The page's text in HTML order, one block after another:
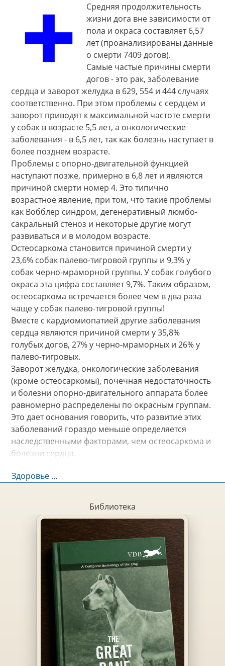
Средняя продолжительность
жизни дога вне зависимости от
пола и окраса составляет 6,57
лет (проанализированы данные
о смерти 7409 догов).
Самые частые причины смерти
догов - это рак, заболевание
сердца и заворот желудка в 629, 554 и 444 случаях
соответственно. При этом проблемы с сердцем и
заворот приводят к максимальной частоте смерти
у собак в возрасте 5,5 лет, а онкологические
заболевания - в 6,5 лет, так как болезнь наступает в
более позднем возрасте.
Проблемы с опорно-двигательной функцией
наступают позже, примерно в 6,8 лет и являются
причиной смерти номер 4. Это типично
возрастное явление, при том, что такие проблемы
как Вобблер синдром, дегенеративный люмбо-
сакральный стеноз и некоторые другие могут
развиваться и в молодом возрасте.
Остеосаркома становится причиной смерти у
23,6% собак палево-тигровой группы и 9,3% у
собак черно-мраморной группы. У собак голубого
окраса эта цифра составляет 9,7%. Таким образом,
остеосаркома встречается более чем в два раза
чаще у собак палево-тигровой группы!
Вместе с кардиомиопатией другие заболевания
сердца являются причиной смерти у 35,8%
голубых догов, 27% у черно-мраморных и 26% у
палево-тигровых.
Заворот желудка, онкологические заболевания
(кроме остеосаркомы), почечная недостаточность
и болезни опорно-двигательного аппарата более
равномерно распределены по окрасным группам.
Это дает основания говорить, что развитие этих
заболеваний гораздо меньше определяется
наследственными факторами, чем остеосаркома и
болезни сердца.
Здоровье ...
Библиотека